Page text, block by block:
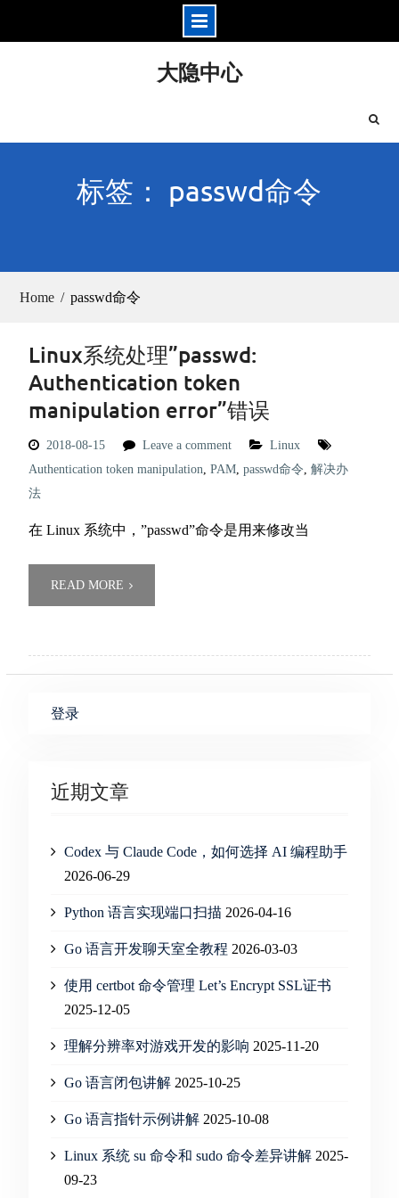
大隐中心
标签： passwd命令
Home passwd命令
Linux系统处理”passwd:
Authentication token
manipulation error”错误
2018-08-15 Leave a comment
Linux
Authentication token manipulation, PAM, passwd命令, 解决办
法
在 Linux 系统中，”passwd”命令是用来修改当
READ MORE
登录
近期文章
Codex 与 Claude Code，如何选择 AI 编程助手
2026-06-29
Python 语言实现端口扫描 2026-04-16
Go 语言开发聊天室全教程 2026-03-03
使用 certbot 命令管理 Let’s Encrypt SSL证书
2025-12-05
理解分辨率对游戏开发的影响 2025-11-20
Go 语言闭包讲解 2025-10-25
Go 语言指针示例讲解 2025-10-08
Linux 系统 su 命令和 sudo 命令差异讲解 2025-
09-23